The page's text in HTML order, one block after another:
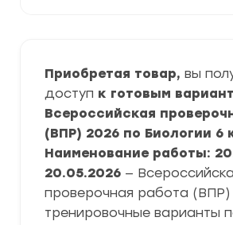
Приобретая товар, вы
доступ к готовым
Всероссийская
(ВПР) 2026 по Биологии 6
Наименование работы:
20.05.2026 —
проверочная работа (ВПР)
тренировочные варианты